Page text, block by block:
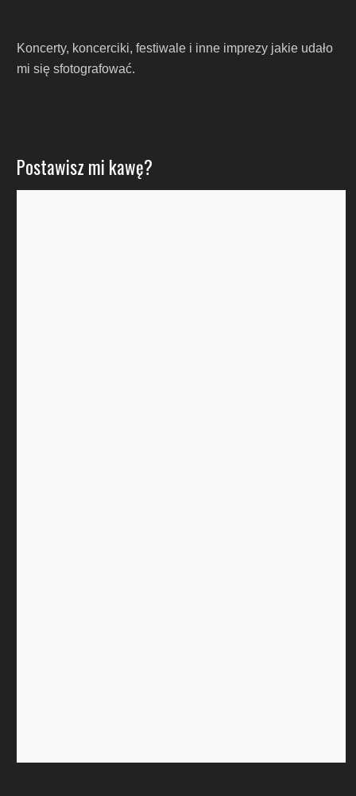
Koncerty, koncerciki, festiwale i inne imprezy jakie udało
mi się sfotografować.
Postawisz mi kawę?